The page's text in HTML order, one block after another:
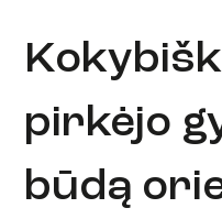
pirkėjo
būdą